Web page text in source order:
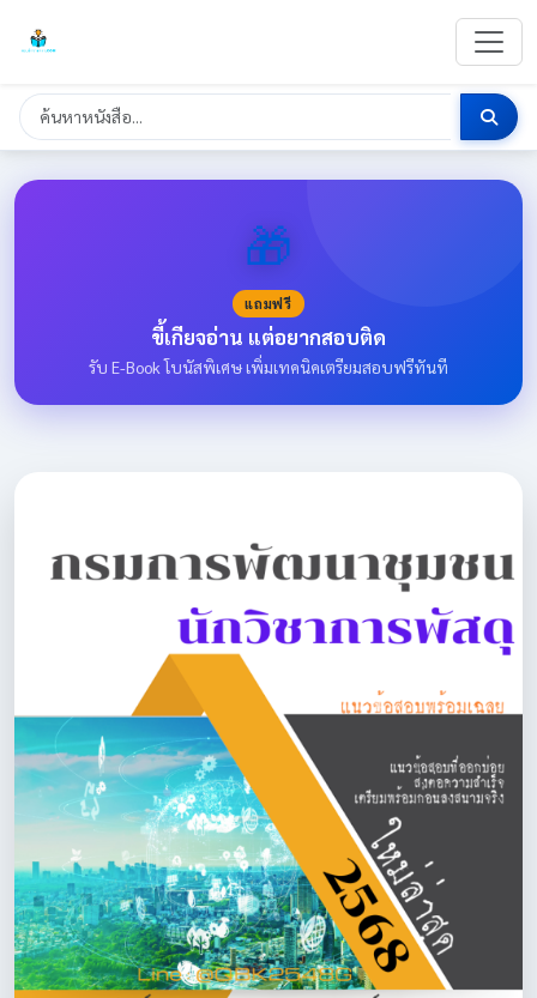
🎁
แถมฟรี
ขี้เกียจอ่าน แต่อยากสอบติด
รับ E-Book โบนัสพิเศษ เพิ่มเทคนิคเตรียมสอบฟรีทันที